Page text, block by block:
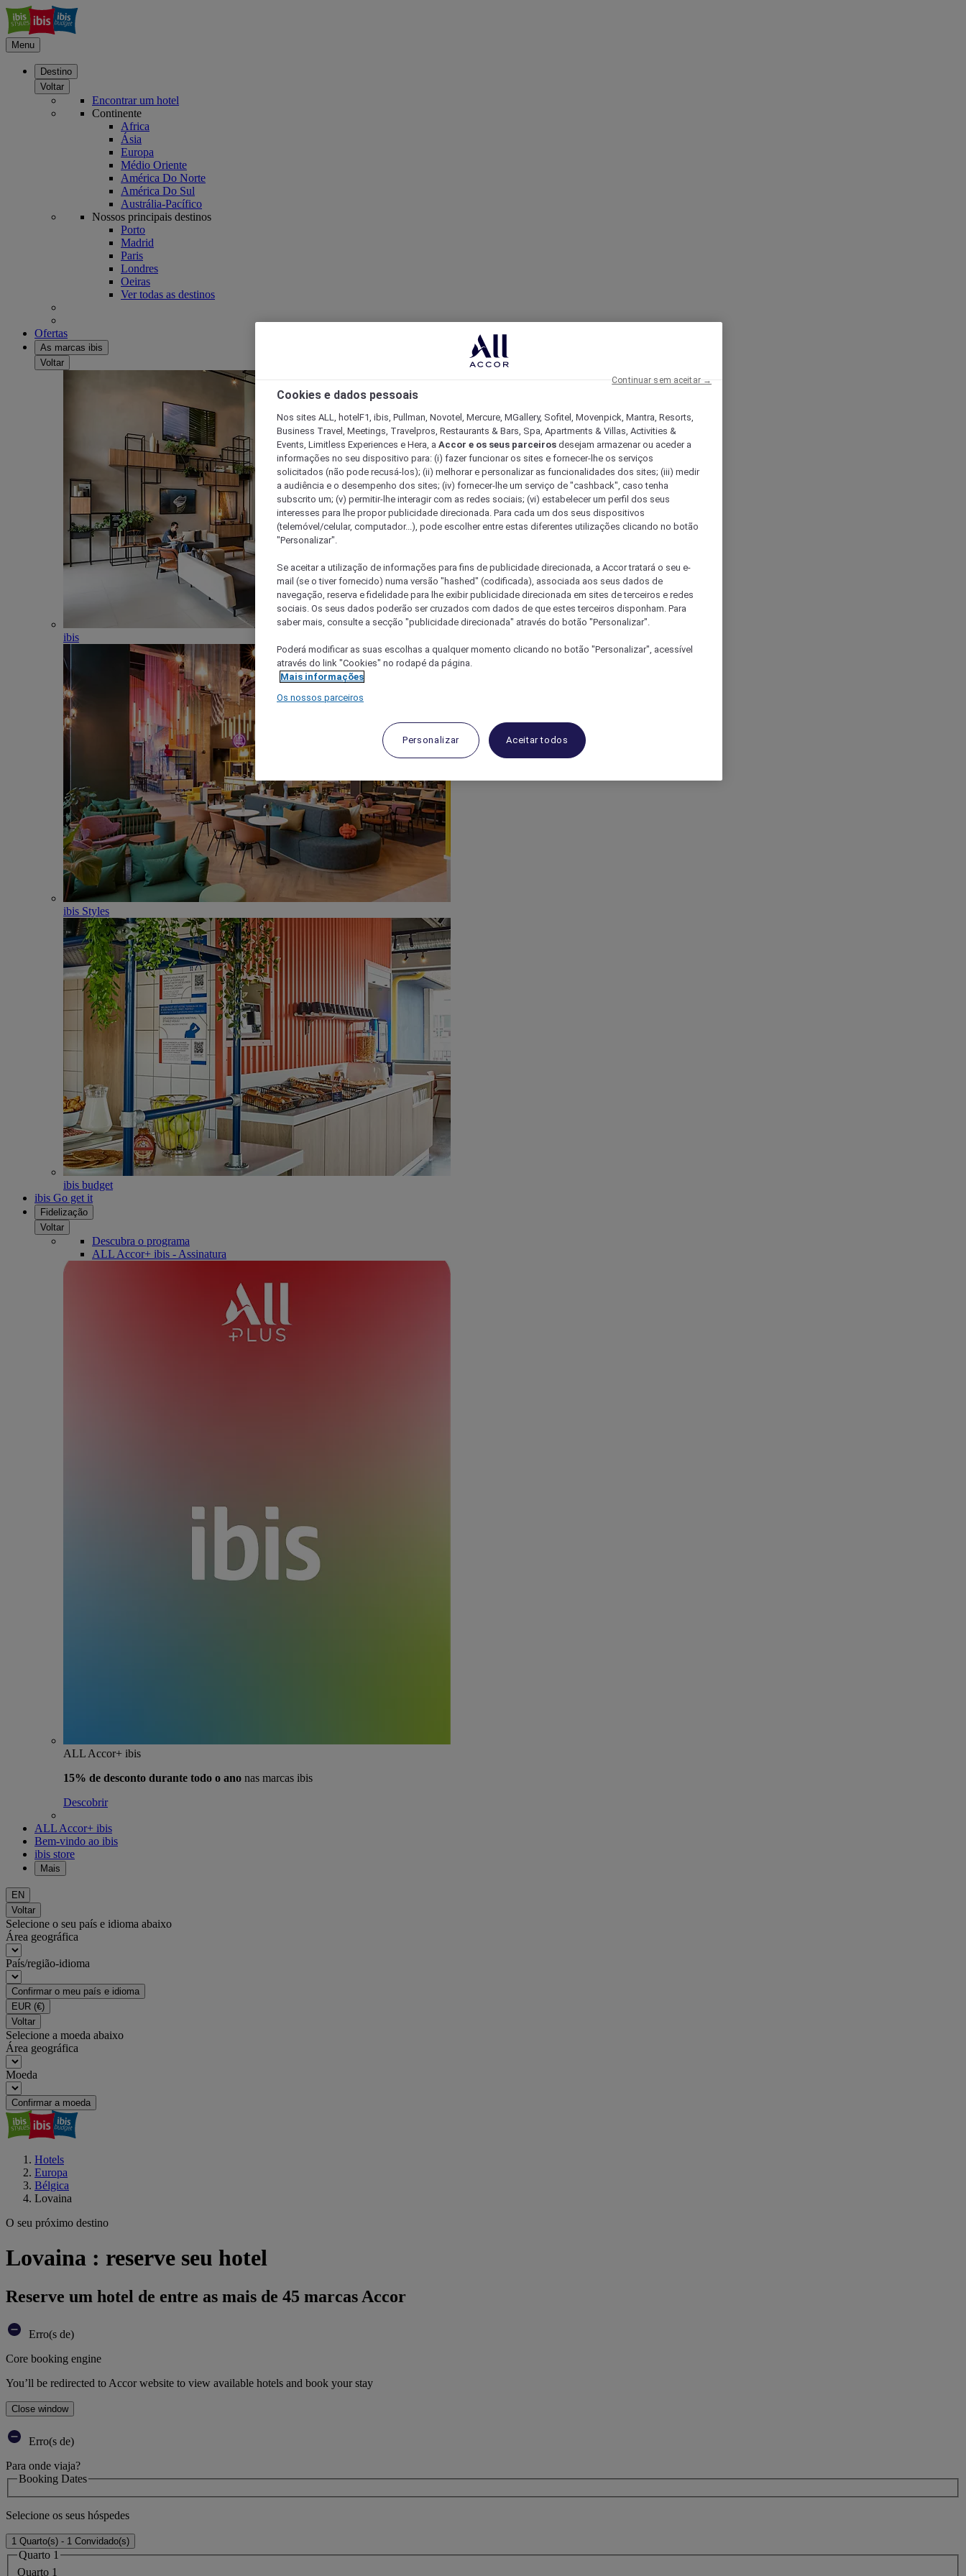
Menu
Destino
Voltar
Encontrar um hotel
Continente
Africa
Ásia
Europa
Médio Oriente
América Do Norte
América Do Sul
Austrália-Pacífico
Nossos principais destinos
Porto
Madrid
Paris
Londres
Oeiras
Ver todas as destinos
Ofertas
As marcas ibis
Voltar
ibis
ibis Styles
ibis budget
ibis Go get it
Fidelização
Voltar
Descubra o programa
ALL Accor+ ibis - Assinatura
ALL Accor+ ibis
15% de desconto durante todo o ano nas marcas ibis
Descobrir
ALL Accor+ ibis
Bem-vindo ao ibis
ibis store
Mais
EN
Voltar
Selecione o seu país e idioma abaixo
Área geográfica
País/região-idioma
Confirmar o meu país e idioma
EUR (€)
Voltar
Selecione a moeda abaixo
Área geográfica
Moeda
Confirmar a moeda
Hotels
Europa
Bélgica
Lovaina
O seu próximo destino
Lovaina : reserve seu hotel
Reserve um hotel de entre as mais de 45 marcas Accor
Erro(s de)
Core booking engine
You’ll be redirected to Accor website to view available hotels and book your stay
Close window
Erro(s de)
Para onde viaja?
Booking Dates
Selecione os seus hóspedes
1 Quarto(s) - 1 Convidado(s)
Quarto 1
Quarto 1
Cookies e dados pessoais
Nos sites ALL, hotelF1, ibis, Pullman, Novotel, Mercure, MGallery, Sofitel, Movenpick, Mantra, Resorts,
Business Travel, Meetings, Travelpros, Restaurants & Bars, Spa, Apartments & Villas, Activities &
Events, Limitless Experiences e Hera, a Accor e os seus parceiros desejam armazenar ou aceder a
informações no seu dispositivo para: (i) fazer funcionar os sites e fornecer-lhe os serviços
solicitados (não pode recusá-los); (ii) melhorar e personalizar as funcionalidades dos sites; (iii) medir
a audiência e o desempenho dos sites; (iv) fornecer-lhe um serviço de "cashback", caso tenha
subscrito um; (v) permitir-lhe interagir com as redes sociais; (vi) estabelecer um perfil dos seus
interesses para lhe propor publicidade direcionada. Para cada um dos seus dispositivos
(telemóvel/celular, computador...), pode escolher entre estas diferentes utilizações clicando no botão
"Personalizar".
Se aceitar a utilização de informações para fins de publicidade direcionada, a Accor tratará o seu e-
mail (se o tiver fornecido) numa versão "hashed" (codificada), associada aos seus dados de
navegação, reserva e fidelidade para lhe exibir publicidade direcionada em sites de terceiros e redes
sociais. Os seus dados poderão ser cruzados com dados de que estes terceiros disponham. Para
saber mais, consulte a secção "publicidade direcionada" através do botão "Personalizar".
Poderá modificar as suas escolhas a qualquer momento clicando no botão "Personalizar", acessível
através do link "Cookies" no rodapé da página.
Mais informações
Os nossos parceiros
Personalizar Aceitar todos
Continuar sem aceitar →